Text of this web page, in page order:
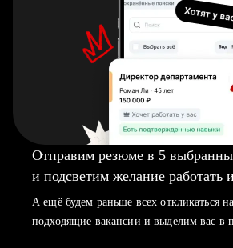
Отправим резюме в 5
и подсветим желание работать
А ещё будем раньше всех откликаться
подходящие вакансии и выделим вас в